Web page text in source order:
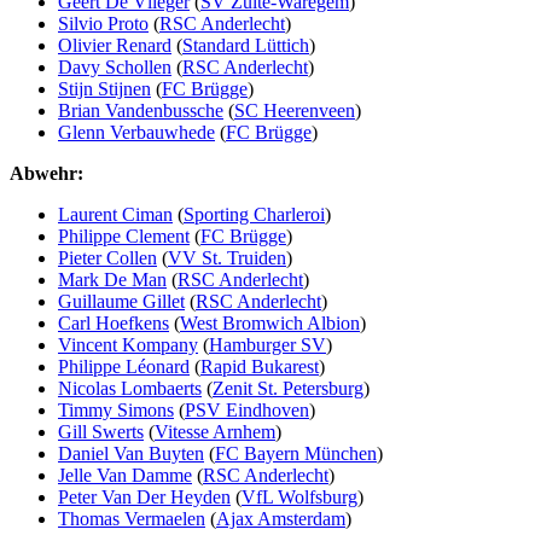
Silvio Proto (RSC Anderlecht)
Olivier Renard (Standard Lüttich)
Davy Schollen (RSC Anderlecht)
Stijn Stijnen (FC Brügge)
Brian Vandenbussche (SC Heerenveen)
Glenn Verbauwhede (FC Brügge)
Abwehr:
Laurent Ciman (Sporting Charleroi)
Philippe Clement (FC Brügge)
Pieter Collen (VV St. Truiden)
Mark De Man (RSC Anderlecht)
Guillaume Gillet (RSC Anderlecht)
Carl Hoefkens (West Bromwich Albion)
Vincent Kompany (Hamburger SV)
Philippe Léonard (Rapid Bukarest)
Nicolas Lombaerts (Zenit St. Petersburg)
Timmy Simons (PSV Eindhoven)
Gill Swerts (Vitesse Arnhem)
Daniel Van Buyten (FC Bayern München)
Jelle Van Damme (RSC Anderlecht)
Peter Van Der Heyden (VfL Wolfsburg)
Thomas Vermaelen (Ajax Amsterdam)